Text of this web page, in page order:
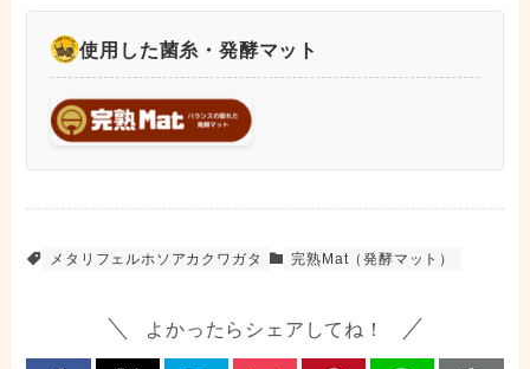
使用した菌糸・発酵マット
メタリフェルホソアカクワガタ 完熟Mat（発酵マット）
よかったらシェアしてね！